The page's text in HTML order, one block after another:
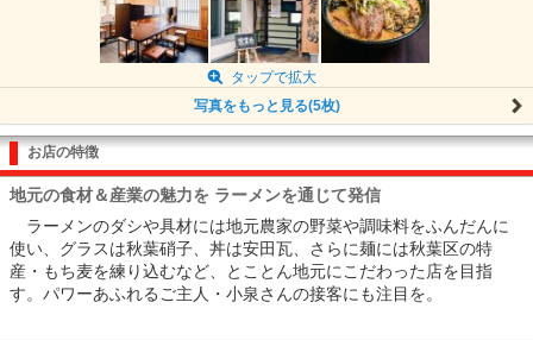
タップで拡大
写真をもっと見る(5枚)
お店の特徴
地元の食材＆産業の魅力を ラーメンを通じて発信
ラーメンのダシや具材には地元農家の野菜や調味料をふんだんに
使い、グラスは秋葉硝子、丼は安田瓦、さらに麺には秋葉区の特
産・もち麦を練り込むなど、とことん地元にこだわった店を目指
す。パワーあふれるご主人・小泉さんの接客にも注目を。